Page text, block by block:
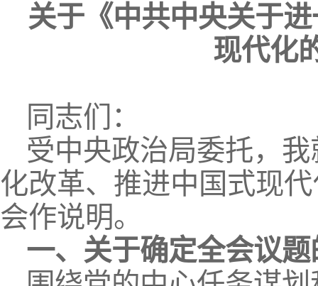
关于《中共中央关于
现代化
同志们：
受中央政治局委托，
化改革、推进中国式现
会作说明。
一、关于确定全会议